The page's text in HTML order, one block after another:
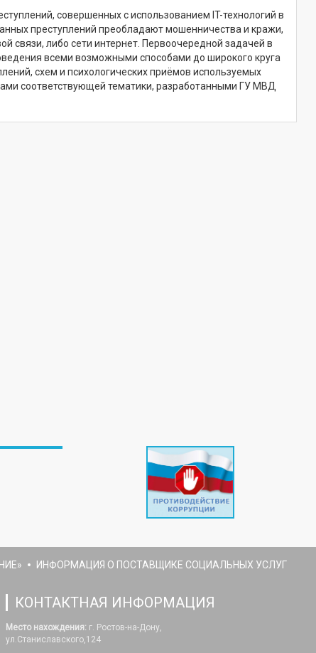
совершенных с использованием IT-технологий в
преступлений преобладают мошенничества и кражи,
связи, либо сети интернет. Первоочередной задачей в
всеми возможными способами до широкого круга
схем и психологических приёмов используемых
соответствующей тематики, разработанными ГУ МВД
ИНФОРМАЦИЯ О ПОСТАВЩИКЕ СОЦИАЛЬНЫХ УСЛУГ
КОНТАКТНАЯ ИНФОРМАЦИЯ
Место нахождения: г. Ростов-на-Дону,
ул.Станиславского,124